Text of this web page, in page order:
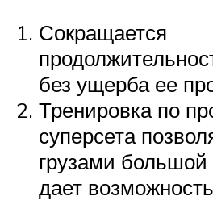
Сокращается
без ущерба ее
Тренировка по
суперсета
грузами
дает